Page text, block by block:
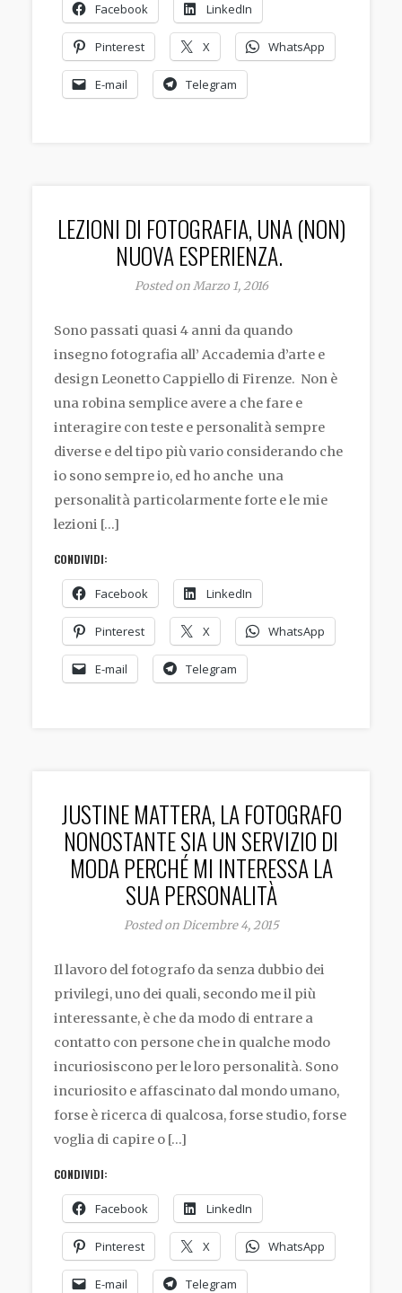
Facebook LinkedIn
Pinterest X WhatsApp
E-mail Telegram
LEZIONI DI FOTOGRAFIA, UNA (NON)
NUOVA ESPERIENZA.
Posted on Marzo 1, 2016
Sono passati quasi 4 anni da quando
insegno fotografia all’ Accademia d’arte e
design Leonetto Cappiello di Firenze. Non è
una robina semplice avere a che fare e
interagire con teste e personalità sempre
diverse e del tipo più vario considerando che
io sono sempre io, ed ho anche una
personalità particolarmente forte e le mie
lezioni […]
CONDIVIDI:
Facebook LinkedIn
Pinterest X WhatsApp
E-mail Telegram
JUSTINE MATTERA, LA FOTOGRAFO
NONOSTANTE SIA UN SERVIZIO DI
MODA PERCHÉ MI INTERESSA LA
SUA PERSONALITÀ
Posted on Dicembre 4, 2015
Il lavoro del fotografo da senza dubbio dei
privilegi, uno dei quali, secondo me il più
interessante, è che da modo di entrare a
contatto con persone che in qualche modo
incuriosiscono per le loro personalità. Sono
incuriosito e affascinato dal mondo umano,
forse è ricerca di qualcosa, forse studio, forse
voglia di capire o […]
CONDIVIDI:
Facebook LinkedIn
Pinterest X WhatsApp
E-mail Telegram